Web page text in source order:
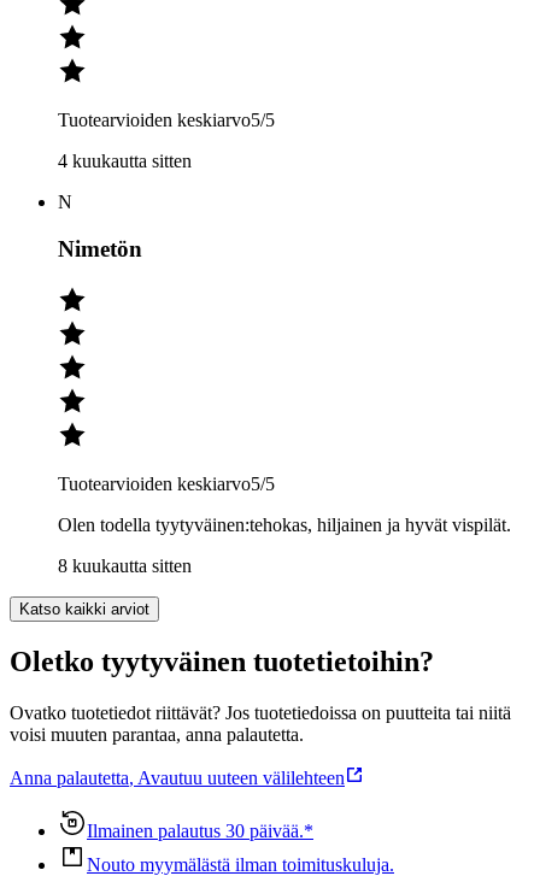
Tuotearvioiden keskiarvo5/5
4 kuukautta sitten
N
Nimetön
Tuotearvioiden keskiarvo5/5
Olen todella tyytyväinen:tehokas, hiljainen ja hyvät vispilät.
8 kuukautta sitten
Katso kaikki arviot
Oletko tyytyväinen tuotetietoihin?
Ovatko tuotetiedot riittävät? Jos tuotetiedoissa on puutteita tai niitä
voisi muuten parantaa, anna palautetta.
Anna palautetta, Avautuu uuteen välilehteen
Ilmainen palautus 30 päivää.*
Nouto myymälästä ilman toimituskuluja.